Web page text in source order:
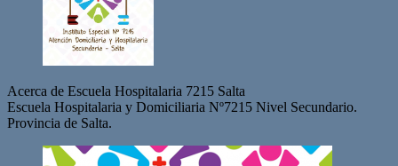
Acerca de Escuela Hospitalaria 7215 Salta
Escuela Hospitalaria y Domiciliaria Nº7215 Nivel Secundario.
Provincia de Salta.